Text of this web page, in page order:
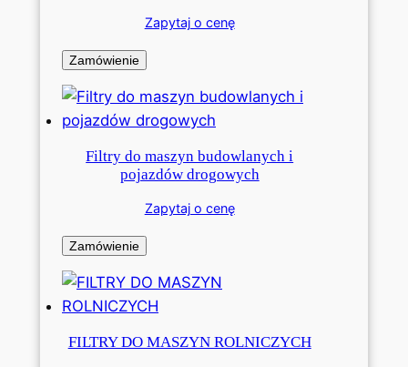
Zapytaj o cenę
Zamówienie
Filtry do maszyn budowlanych i
pojazdów drogowych
Zapytaj o cenę
Zamówienie
FILTRY DO MASZYN ROLNICZYCH